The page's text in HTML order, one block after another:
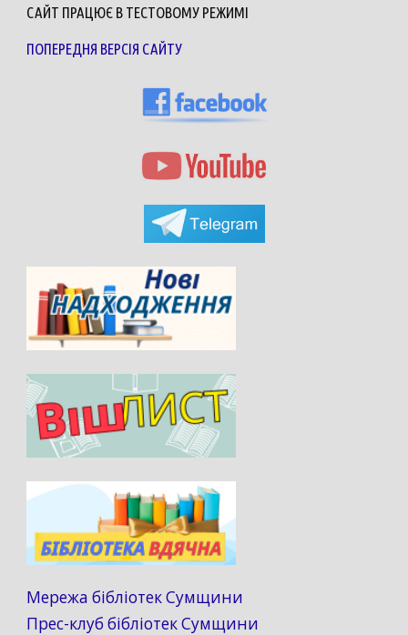
САЙТ ПРАЦЮЄ В ТЕСТОВОМУ РЕЖИМІ
ПОПЕРЕДНЯ ВЕРСІЯ САЙТУ
Мережа бібліотек Сумщини
Прес-клуб бібліотек Сумщини